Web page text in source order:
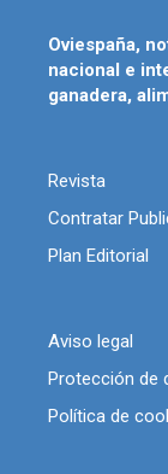
Oviespaña,
nacional e
ganadera,
Revista
Contratar
Plan Editorial
Aviso legal
Protección de
Política de